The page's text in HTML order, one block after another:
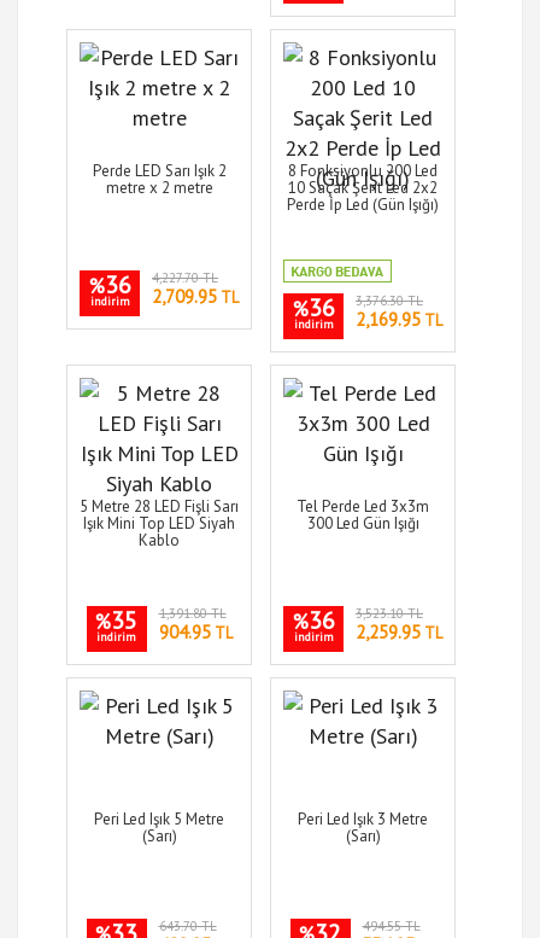
Perde LED Sarı Işık 2
metre x 2 metre
%36
indirim
4,227.70 TL
2,709.95 TL
8 Fonksiyonlu 200 Led
10 Saçak Şerit Led 2x2
Perde İp Led (Gün Işığı)
%36
indirim
3,376.30 TL
2,169.95 TL
5 Metre 28 LED Fişli Sarı
Işık Mini Top LED Siyah
Kablo
%35
indirim
1,391.80 TL
904.95TL
Tel Perde Led 3x3m
300 Led Gün Işığı
%36
indirim
3,523.10 TL
2,259.95 TL
Peri Led Işık 5 Metre
(Sarı)
643.70 TL
Peri Led Işık 3 Metre
(Sarı)
494.55 TL